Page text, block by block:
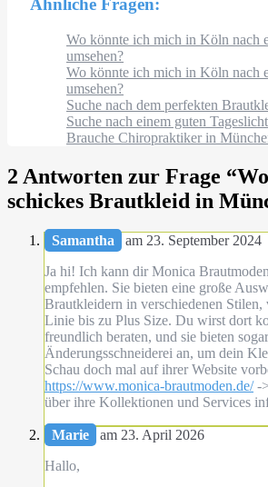
Ähnliche Fragen:
Wo könnte ich mich in Köln nach
umsehen?
Wo könnte ich mich in Köln nach
umsehen?
Suche nach dem perfekten
Suche nach einem guten
Brauche Chiropraktiker in
2 Antworten zur Frage “
schickes Brautkleid in
Samantha
am 23. September 2024
Ja hi! Ich kann dir Monica
empfehlen. Sie bieten eine große
Brautkleidern in verschiedenen
Linie bis zu Plus Size. Du wirst dort
freundlich beraten, und sie bieten
Änderungsschneiderei an, um dein
Schau doch mal auf ihrer Website
https://www.monica-brautmoden.de/-
über ihre Kollektionen und Services
Marie
am 23. April 2026
Hallo,